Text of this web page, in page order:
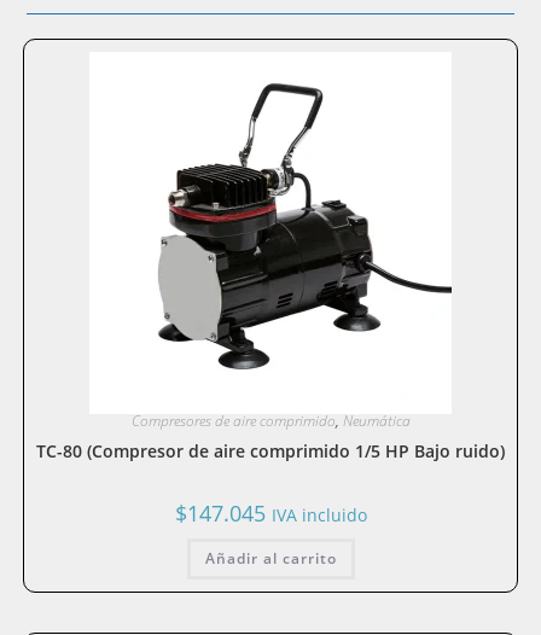
Compresores de aire comprimido, Neumática
TC-80 (Compresor de aire comprimido 1/5 HP Bajo ruido)
$147.045 IVA incluido
Añadir al carrito